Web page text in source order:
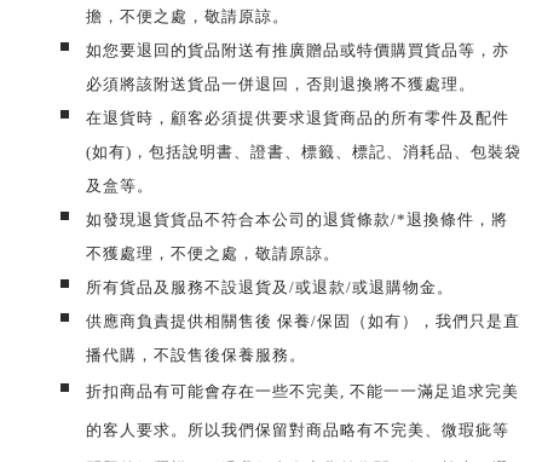
擔，不便之處，敬請原諒。
如您要退回的貨品附送有推廣贈品或特價購買貨品等，亦
必須將該附送貨品一併退回，否則退換將不獲處理。
在退貨時，顧客必須提供要求退貨商品的所有零件及配件
(如有)，包括說明書、證書、標籤、標記、消耗品、包裝袋
及盒等。
如發現退貨貨品不符合本公司的退貨條款/*退換條件，將
不獲處理，不便之處，敬請原諒。
所有貨品及服務不設退貨及/或退款/或退購物金。
供應商負責提供相關售後 保養/保固（如有），我們只是直
播代購，不設售後保養服務。
折扣商品有可能會存在一些不完美, 不能一一滿足追求完美
的客人要求。所以我們保留對商品略有不完美、微瑕疵等